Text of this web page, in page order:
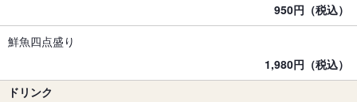
950円（税込）
鮮魚四点盛り
1,980円（税込）
ドリンク